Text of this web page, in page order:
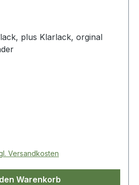
plus Klarlack, orginal
Versandkosten
Warenkorb